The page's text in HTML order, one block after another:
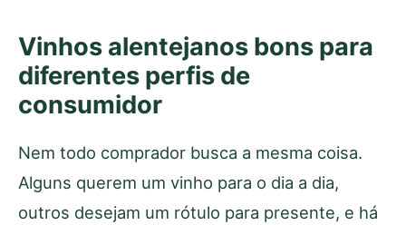
Vinhos alentejanos bons para
diferentes perfis de
consumidor
Nem todo comprador busca a mesma coisa.
Alguns querem um vinho para o dia a dia,
outros desejam um rótulo para presente, e há